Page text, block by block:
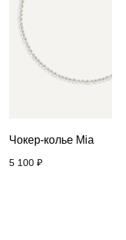
Чокер-колье Mia
5 100 ₽